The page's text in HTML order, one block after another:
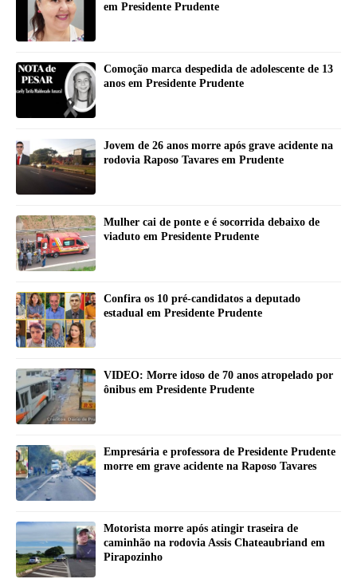
em Presidente Prudente
Comoção marca despedida de adolescente de 13
anos em Presidente Prudente
Jovem de 26 anos morre após grave acidente na
rodovia Raposo Tavares em Prudente
Mulher cai de ponte e é socorrida debaixo de
viaduto em Presidente Prudente
Confira os 10 pré-candidatos a deputado
estadual em Presidente Prudente
VIDEO: Morre idoso de 70 anos atropelado por
ônibus em Presidente Prudente
Empresária e professora de Presidente Prudente
morre em grave acidente na Raposo Tavares
Motorista morre após atingir traseira de
caminhão na rodovia Assis Chateaubriand em
Pirapozinho